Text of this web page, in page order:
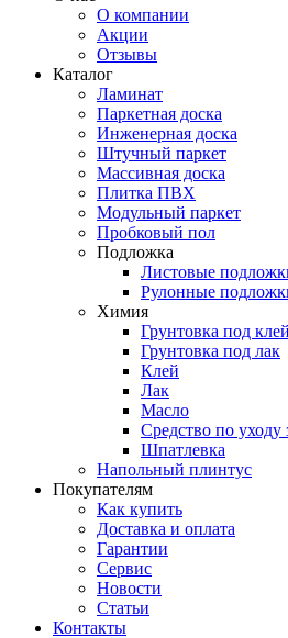
О компании
Акции
Отзывы
Каталог
Ламинат
Паркетная доска
Инженерная доска
Штучный паркет
Массивная доска
Плитка ПВХ
Модульный паркет
Пробковый пол
Подложка
Листовые
Рулонные
Химия
Грунтовка под клей
Грунтовка под лак
Клей
Лак
Масло
Средство по уходу
Шпатлевка
Напольный плинтус
Покупателям
Как купить
Доставка и оплата
Гарантии
Сервис
Новости
Статьи
Контакты